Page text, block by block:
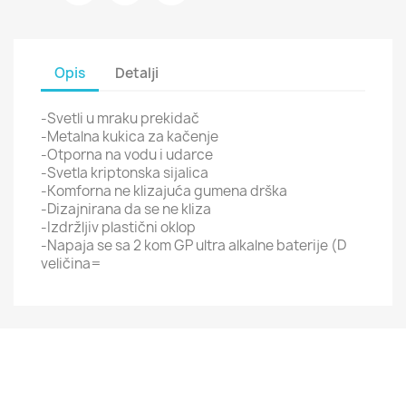
Opis Detalji
-Svetli u mraku prekidač
-Metalna kukica za kačenje
-Otporna na vodu i udarce
-Svetla kriptonska sijalica
-Komforna ne klizajuća gumena drška
-Dizajnirana da se ne kliza
-Izdržljiv plastični oklop
-Napaja se sa 2 kom GP ultra alkalne baterije (D
veličina=